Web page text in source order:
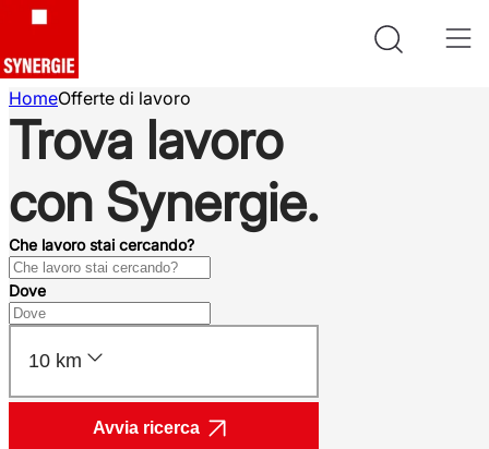
HomeOfferte di lavoro
Trova lavoro
con Synergie.
Che lavoro stai cercando?
Dove
10 km
Avvia ricerca